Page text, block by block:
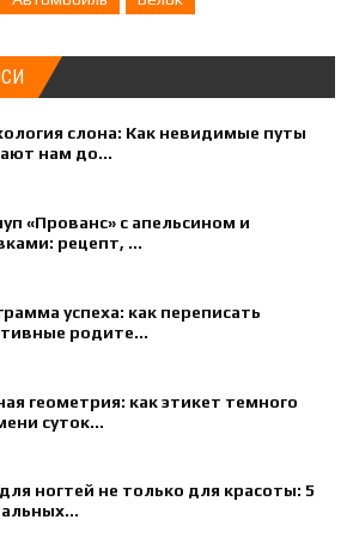
слона: Как невидимые путы
нам до...
«Прованс» с апельсином и
рецепт, ...
успеха: как переписать
родите...
геометрия: как этикет темного
суток...
ногтей не только для красоты: 5